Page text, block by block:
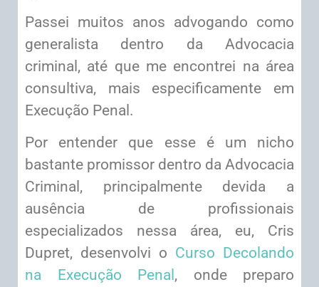
Passei muitos anos advogando como
generalista dentro da Advocacia
criminal, até que me encontrei na área
consultiva, mais especificamente em
Execução Penal.
Por entender que esse é um nicho
bastante promissor dentro da Advocacia
Criminal, principalmente devida a
ausência de profissionais
especializados nessa área, eu, Cris
Dupret, desenvolvi o Curso Decolando
na Execução Penal , onde preparo